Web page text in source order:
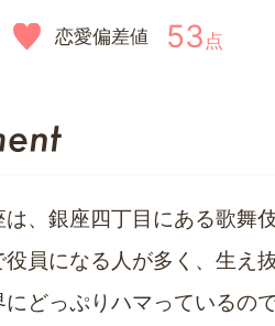
恋愛偏差値 53 点
は、銀座四丁目にある歌舞
役員になる人が多く、生え
にどっぷりハマっているの